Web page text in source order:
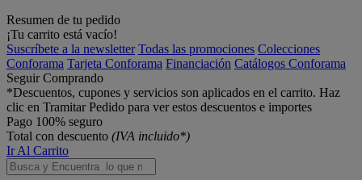
Resumen de tu pedido
¡Tu carrito está vacío!
Suscríbete a la newsletter Todas las promociones Colecciones
Conforama Tarjeta Conforama Financiación Catálogos Conforama
Seguir Comprando
*Descuentos, cupones y servicios son aplicados en el carrito. Haz
clic en Tramitar Pedido para ver estos descuentos e importes
Pago 100% seguro
Total con descuento (IVA incluido*)
Ir Al Carrito